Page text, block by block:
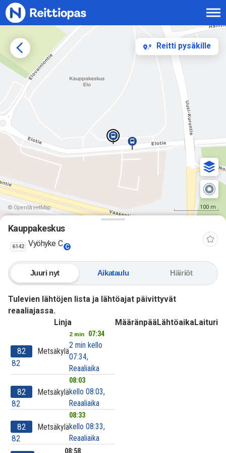
Siirry sisältöön
Reitti pysäkille
© OpenStreetMap 100 m
Kauppakeskus
6142 Vyöhyke C C
Juuri nyt Aikataulu Häiriöt
Tulevien lähtöjen lista ja lähtöajat päivittyvät
reaaliajassa.
Linja
MääränpääLähtöaikaLaituri
82
82
Metsäkylä
2 min 07:34
2 min kello
07:34,
Reaaliaika
82
82
Metsäkylä
08:03
kello 08:03,
Reaaliaika
82
82
Metsäkylä
08:33
kello 08:33,
Reaaliaika